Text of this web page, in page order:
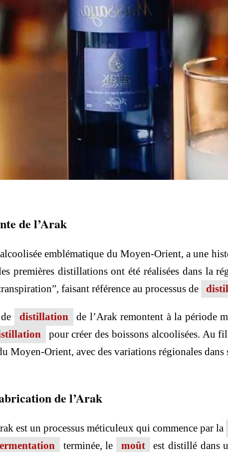
de l’Arak
emblématique du Moyen-Orient, a une
premières distillations ont été réalisées dans la
faisant référence au processus de
distillation
de l’Arak remontent à la période
pour créer des boissons alcoolisées. Au
Moyen-Orient, avec des variations régionales dans
de l’Arak
est un processus méticuleux qui commence par la
terminée, le moût
est distillé dans